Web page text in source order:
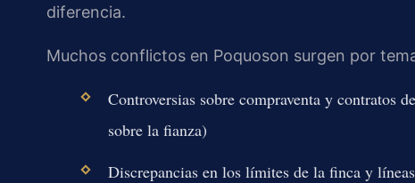
diferencia.
Muchos conflictos en Poquoson surgen por
Controversias sobre compraventa y contratos
sobre la fianza)
Discrepancias en los límites de la finca y